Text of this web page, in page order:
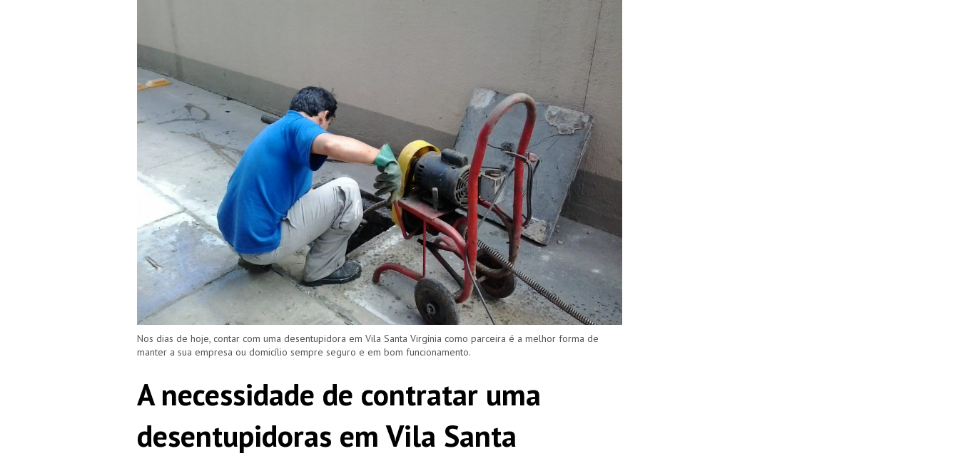
Nos dias de hoje, contar com uma desentupidora em Vila Santa Virgínia como parceira é a melhor forma de
manter a sua empresa ou domicílio sempre seguro e em bom funcionamento.
A necessidade de contratar uma
desentupidoras em Vila Santa